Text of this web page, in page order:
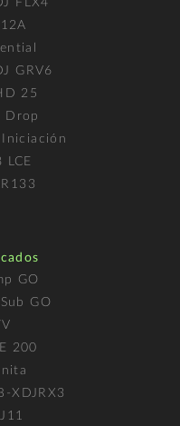
GRV6
25
Drop
LCE
GO
GO
200
XDJRX3